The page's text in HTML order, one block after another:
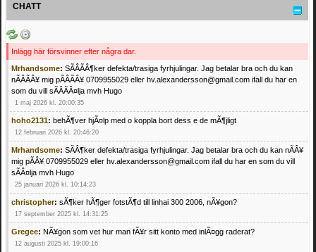
CHATT
Inlägg här försvinner efter några dar.
Mrhandsome: SÃÂÃÂ¶ker defekta/trasiga fyrhjulingar. Jag betalar bra och du kan
nÃÂÃÂ¥ mig pÃÂÃÂ¥ 0709955029 eller hv.alexandersson@gmail.com ifall du har en
som du vill sÃÂÃÂ¤lja mvh Hugo
1 maj 2026 kl. 20:00:35
hoho2131: behÃ¶ver hjÃ¤lp med o koppla bort dess e de mÃ¶jligt
12 februari 2026 kl. 20:46:20
Mrhandsome: SÃÂ¶ker defekta/trasiga fyrhjulingar. Jag betalar bra och du kan nÃÂ¥
mig pÃÂ¥ 0709955029 eller hv.alexandersson@gmail.com ifall du har en som du vill
sÃÂ¤lja mvh Hugo
25 januari 2026 kl. 10:14:23
christopher: sÃ¶ker hÃ¶ger fotstÃ¶d till linhai 300 2006, nÃ¥gon?
17 september 2025 kl. 14:31:25
Gregee: NÃ¥gon som vet hur man fÃ¥r sitt konto med inlÃ¤gg raderat?
12 augusti 2025 kl. 19:00:16